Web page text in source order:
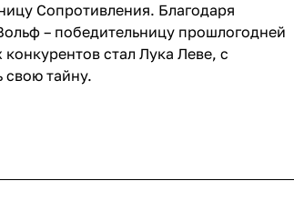
Сопротивления. Благодаря
– победительницу прошлогодней
стал Лука Леве, с
свою тайну.